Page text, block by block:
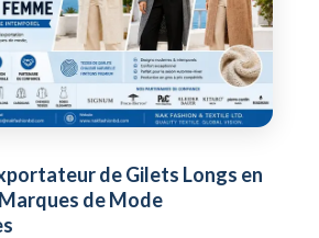
de Gilets Longs en
de Mode